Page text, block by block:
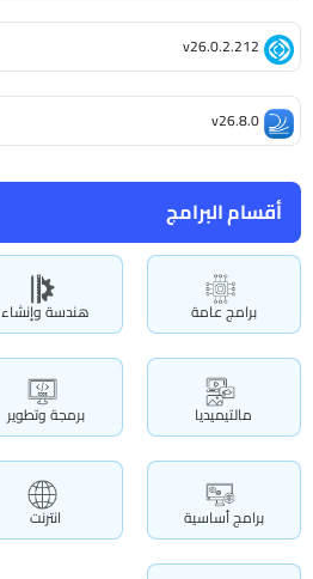
أقسام البرامج
برامج عامة هندسة وإنشاء
مالتيميديا برمجة وتطوير
برامج أساسية انترنت
v26.0.2.212
v26.8.0